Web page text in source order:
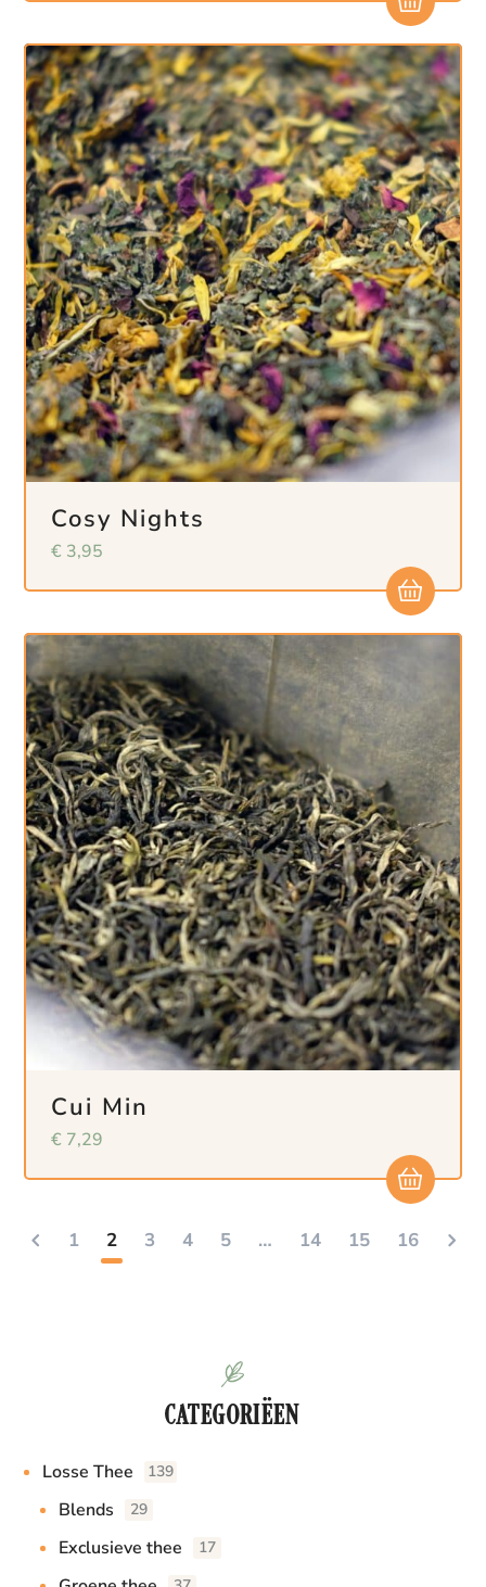
Cosy Nights
€ 3,95
Cui Min
€ 7,29
1 2 3 4 5 … 14 15 16
CATEGORIËEN
Losse Thee 139
Blends 29
Exclusieve thee 17